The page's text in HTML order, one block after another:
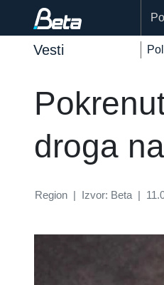
Vesti
droga
Region | Izvor: Beta |